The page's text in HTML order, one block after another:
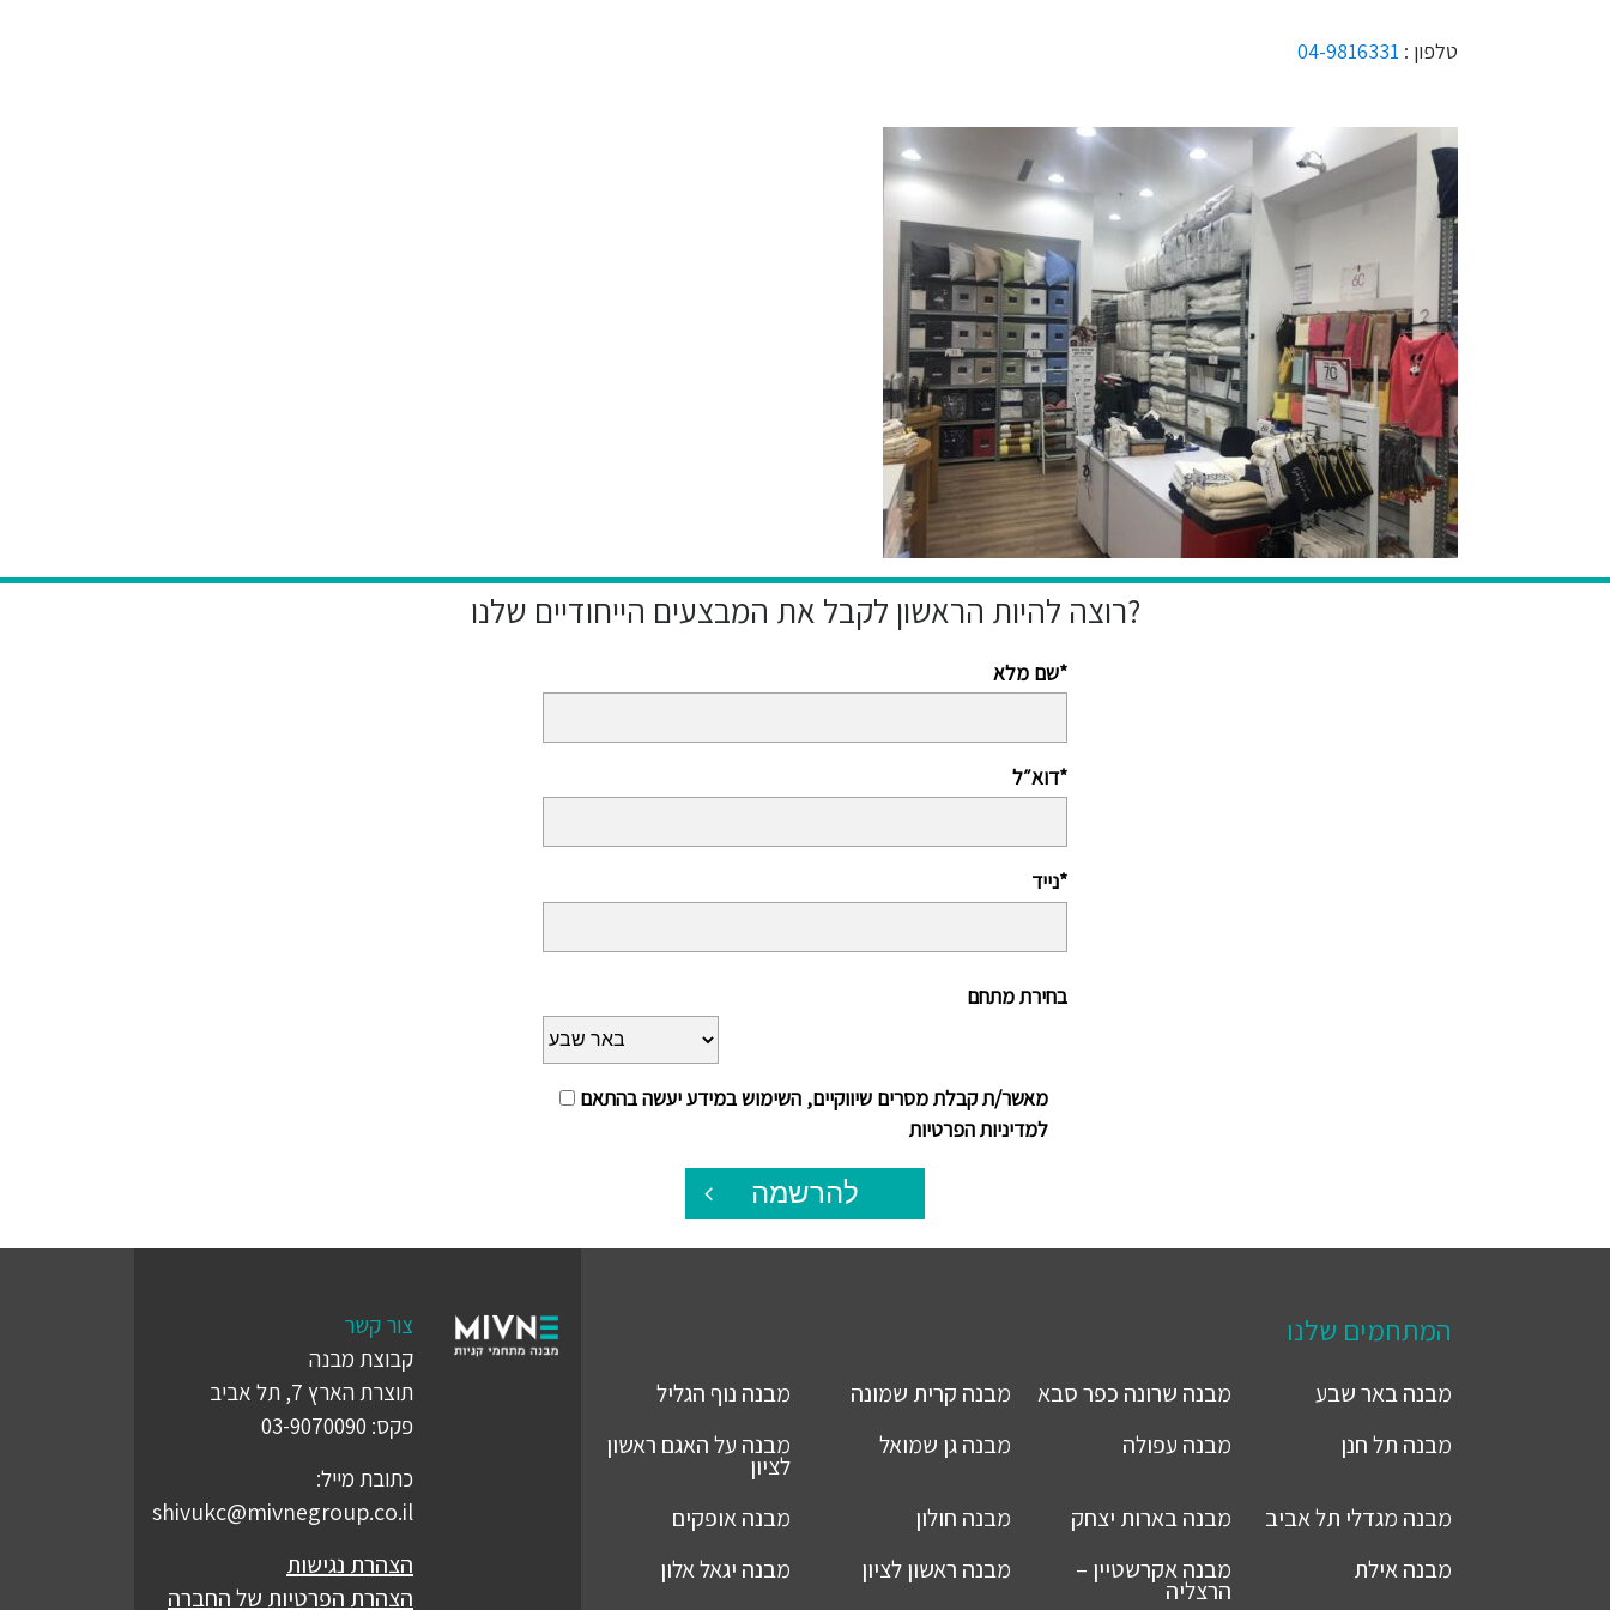
טלפון : 04-9816331
רוצה להיות הראשון לקבל את המבצעים הייחודיים שלנו?
שם מלא*
דוא״ל*
נייד*
בחירת מתחם
מאשר/ת קבלת מסרים שיווקיים, השימוש במידע יעשה בהתאם
למדיניות הפרטיות
להרשמה
המתחמים שלנו
מבנהבאר שבע מבנה שרונה כפר סבא מבנה קרית שמונה מבנה נוף הגליל
מבנה תל חנן מבנה עפולה מבנה גן שמואל מבנה על האגם ראשון
לציון
מבנה מגדלי תל אביב מבנהבארות יצחק מבנה חולון מבנה אופקים
מבנהאילת מבנהאקרשטיין –
הרצליה
מבנה ראשון לציון מבנה יגאל אלון
צור קשר
קבוצת מבנה
תוצרת הארץ 7, תל אביב
פקס: 03-9070090
כתובת מייל:
shivukc@mivnegroup.co.il
הצהרת נגישות
הצהרת הפרטיות של החברה